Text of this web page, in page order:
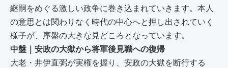
継嗣をめぐる激しい政争に巻き込まれていきます。本人
の意思とは関わりなく時代の中心へと押し出されていく
様子が、序盤の大きな見どころとなっています。
中盤｜安政の大獄から将軍後見職への復帰
大老・井伊直弼が実権を握り、安政の大獄を断行する